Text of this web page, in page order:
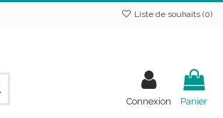
Liste de souhaits (0)
Connexion Panier